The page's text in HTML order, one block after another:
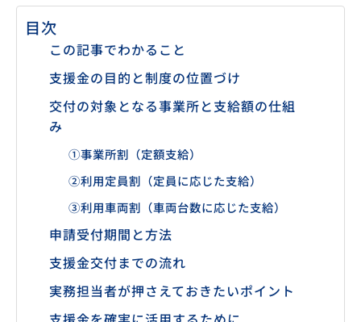
目次
この記事でわかること
支援金の目的と制度の位置づけ
交付の対象となる事業所と支給額の仕組
み
①事業所割（定額支給）
②利用定員割（定員に応じた支給）
③利用車両割（車両台数に応じた支給）
申請受付期間と方法
支援金交付までの流れ
実務担当者が押さえておきたいポイント